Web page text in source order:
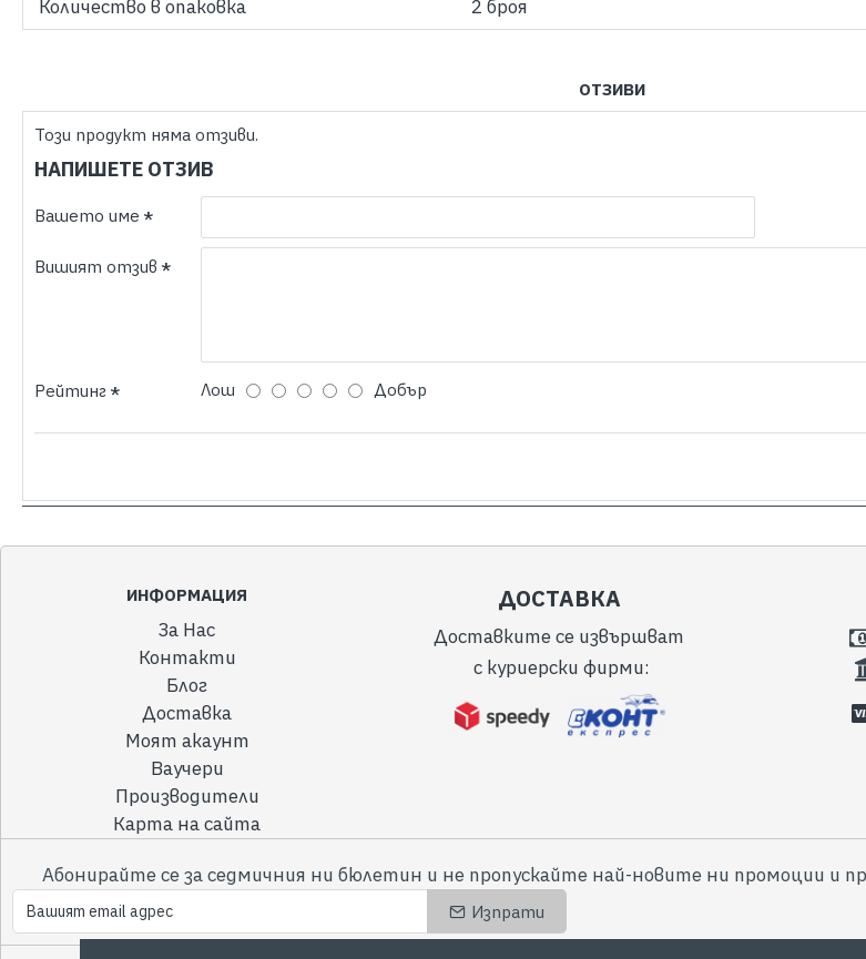
Количество в опаковка
2 броя
ОТЗИВИ
Този продукт няма отзиви.
НАПИШЕТЕ ОТЗИВ
Вашето име
Вишият отзив
Рейтинг Лош Добър
ИНФОРМАЦИЯ
За Нас
Контакти
Блог
Доставка
Моят акаунт
Ваучери
Производители
Карта на сайта
ДОСТАВКА
Доставките се извършват
с куриерски фирми:
Абонирайте се за седмичния ни бюлетин и не пропускайте най-новите ни промоции и
Изпрати